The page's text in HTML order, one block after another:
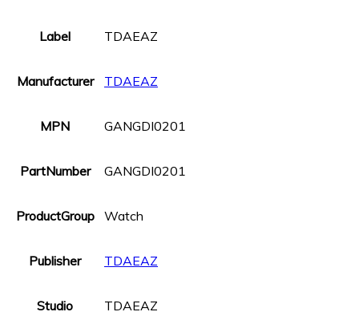
Label TDAEAZ
Manufacturer TDAEAZ
MPN GANGDI0201
PartNumber GANGDI0201
ProductGroup Watch
Publisher TDAEAZ
Studio TDAEAZ